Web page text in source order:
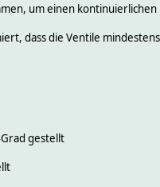
um einen kontinuierlichen
dass die Ventile
gestellt